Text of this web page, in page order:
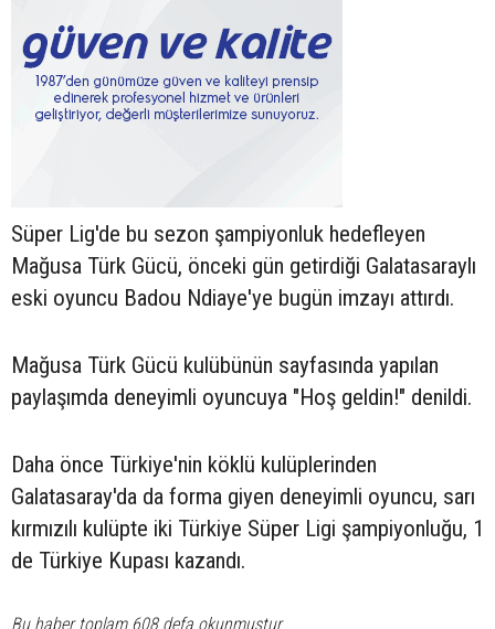
Süper Lig'de bu sezon şampiyonluk hedefleyen
Mağusa Türk Gücü, önceki gün getirdiği Galatasaraylı
eski oyuncu Badou Ndiaye'ye bugün imzayı attırdı.
Mağusa Türk Gücü kulübünün sayfasında yapılan
paylaşımda deneyimli oyuncuya "Hoş geldin!" denildi.
Daha önce Türkiye'nin köklü kulüplerinden
Galatasaray'da da forma giyen deneyimli oyuncu, sarı
kırmızılı kulüpte iki Türkiye Süper Ligi şampiyonluğu, 1
de Türkiye Kupası kazandı.
Bu haber toplam 608 defa okunmuştur